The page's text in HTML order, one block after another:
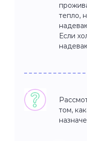
тепло,
Если
том,